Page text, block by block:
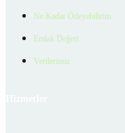
Ne Kadar Ödeyebilirim
Emlak Değeri
Verilerimiz